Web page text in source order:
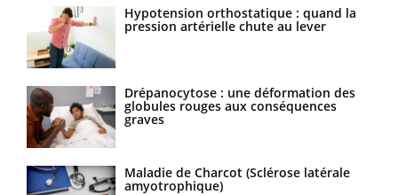
Hypotension orthostatique : quand la
pression artérielle chute au lever
Drépanocytose : une déformation des
globules rouges aux conséquences
graves
Maladie de Charcot (Sclérose latérale
amyotrophique)